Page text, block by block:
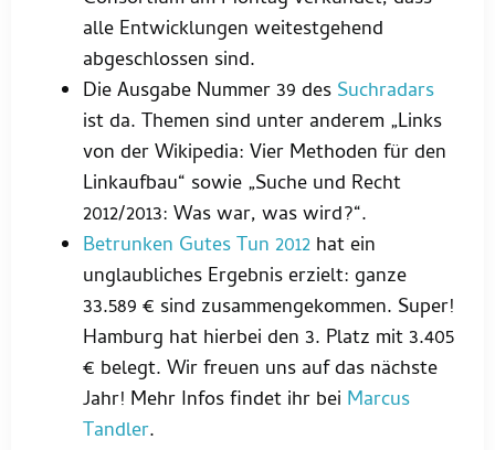
alle Entwicklungen weitestgehend
abgeschlossen sind.
Die Ausgabe Nummer 39 des Suchradars
ist da. Themen sind unter anderem „Links
von der Wikipedia: Vier Methoden für den
Linkaufbau“ sowie „Suche und Recht
2012/2013: Was war, was wird?“.
Betrunken Gutes Tun 2012 hat ein
unglaubliches Ergebnis erzielt: ganze
33.589 € sind zusammengekommen. Super!
Hamburg hat hierbei den 3. Platz mit 3.405
€ belegt. Wir freuen uns auf das nächste
Jahr! Mehr Infos findet ihr bei Marcus
Tandler.